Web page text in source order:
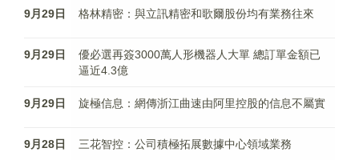
9月29日 格林精密：與立訊精密和歌爾股份均有業務往來
9月29日
優必選再簽3000萬人形機器人大單 總訂單金額已
逼近4.3億
9月29日 旋極信息：網傳浙江曲速由阿里控股的信息不屬實
9月28日 三花智控：公司積極拓展數據中心領域業務